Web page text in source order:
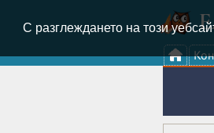
С разглеждането на този